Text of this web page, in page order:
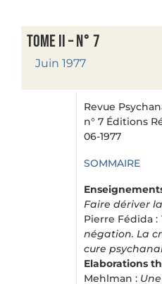
Tome II – n° 7
Juin 1977
Revue
n° 7 Éditions
06-1977
SOMMAIRE
Faire dériver
Pierre Fédida :
négation. La
cure
Elaborations
Mehlman :